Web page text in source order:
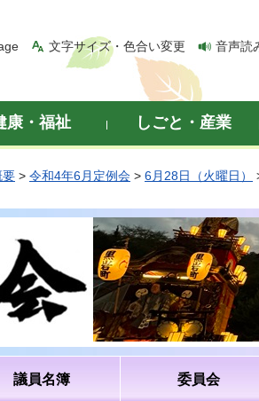
文字サイズ・色合い変更 音声読
康・福祉 しごと・産業
要 > 令和4年6月定例会 > 6月28日（火曜日）
議員名簿 委員会